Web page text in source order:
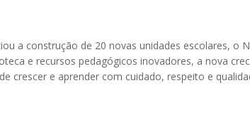
a construção de 20 novas unidades escolares, o
e recursos pedagógicos inovadores, a nova
crescer e aprender com cuidado, respeito e